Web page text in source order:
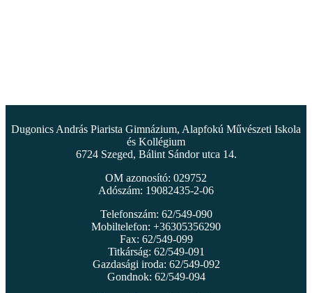
Dugonics András Piarista Gimnázium, Alapfokú Művészeti Iskola
és Kollégium
6724 Szeged, Bálint Sándor utca 14.
OM azonosító: 029752
Adószám: 19082435-2-06
Telefonszám: 62/549-090
Mobiltelefon: +36305356290
Fax: 62/549-099
Titkárság: 62/549-091
Gazdasági iroda: 62/549-092
Gondnok: 62/549-094